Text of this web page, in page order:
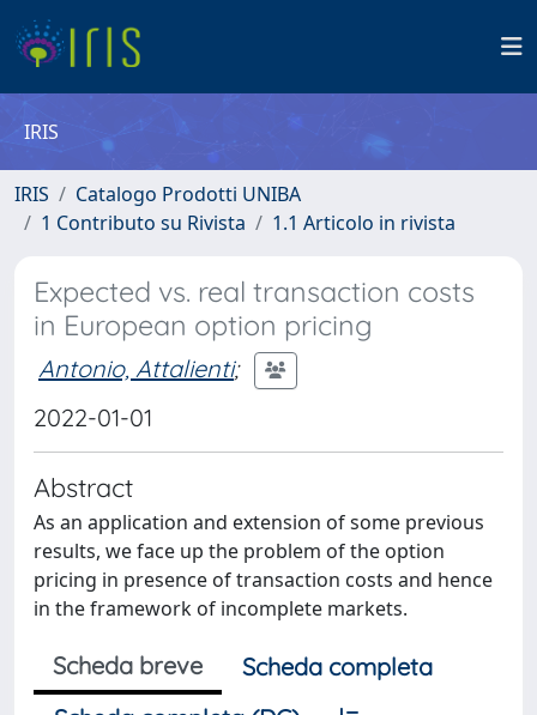
IRIS
IRIS
Catalogo Prodotti UNIBA
1 Contributo su Rivista
1.1 Articolo in rivista
Expected vs. real transaction costs
in European option pricing
Antonio, Attalienti;
2022-01-01
Abstract
As an application and extension of some previous
results, we face up the problem of the option
pricing in presence of transaction costs and hence
in the framework of incomplete markets.
Scheda breve
Scheda completa